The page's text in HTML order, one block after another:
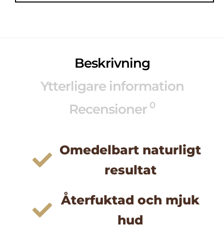
Beskrivning
Ytterligare information
Recensioner 0
Omedelbart naturligt
resultat
Återfuktad och mjuk
hud